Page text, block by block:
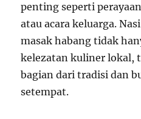
penting seperti
atau acara keluarga.
masak habang tidak
kelezatan kuliner lokal,
bagian dari tradisi dan
setempat.